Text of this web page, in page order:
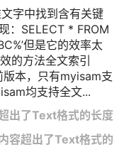
字中找到含有关键
：SELECT * FROM
但是它的效率太
的方法全文索引
版本，只有myisam支
均支持全文...
出了Text格式的长度
容超出了Text格式的